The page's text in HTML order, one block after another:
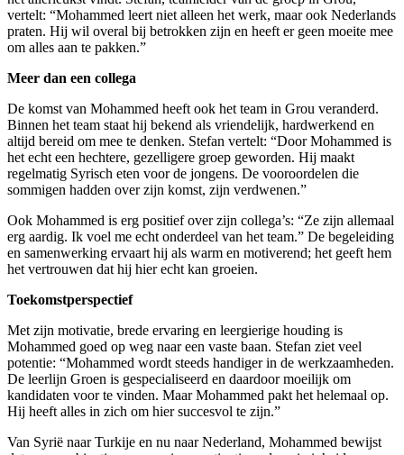
vertelt: “Mohammed leert niet alleen het werk, maar ook Nederlands
praten. Hij wil overal bij betrokken zijn en heeft er geen moeite mee
om alles aan te pakken.”
Meer dan een collega
De komst van Mohammed heeft ook het team in Grou veranderd.
Binnen het team staat hij bekend als vriendelijk, hardwerkend en
altijd bereid om mee te denken. Stefan vertelt: “Door Mohammed is
het echt een hechtere, gezelligere groep geworden. Hij maakt
regelmatig Syrisch eten voor de jongens. De vooroordelen die
sommigen hadden over zijn komst, zijn verdwenen.”
Ook Mohammed is erg positief over zijn collega’s: “Ze zijn allemaal
erg aardig. Ik voel me echt onderdeel van het team.” De begeleiding
en samenwerking ervaart hij als warm en motiverend; het geeft hem
het vertrouwen dat hij hier echt kan groeien.
Toekomstperspectief
Met zijn motivatie, brede ervaring en leergierige houding is
Mohammed goed op weg naar een vaste baan. Stefan ziet veel
potentie: “Mohammed wordt steeds handiger in de werkzaamheden.
De leerlijn Groen is gespecialiseerd en daardoor moeilijk om
kandidaten voor te vinden. Maar Mohammed pakt het helemaal op.
Hij heeft alles in zich om hier succesvol te zijn.”
Van Syrië naar Turkije en nu naar Nederland, Mohammed bewijst